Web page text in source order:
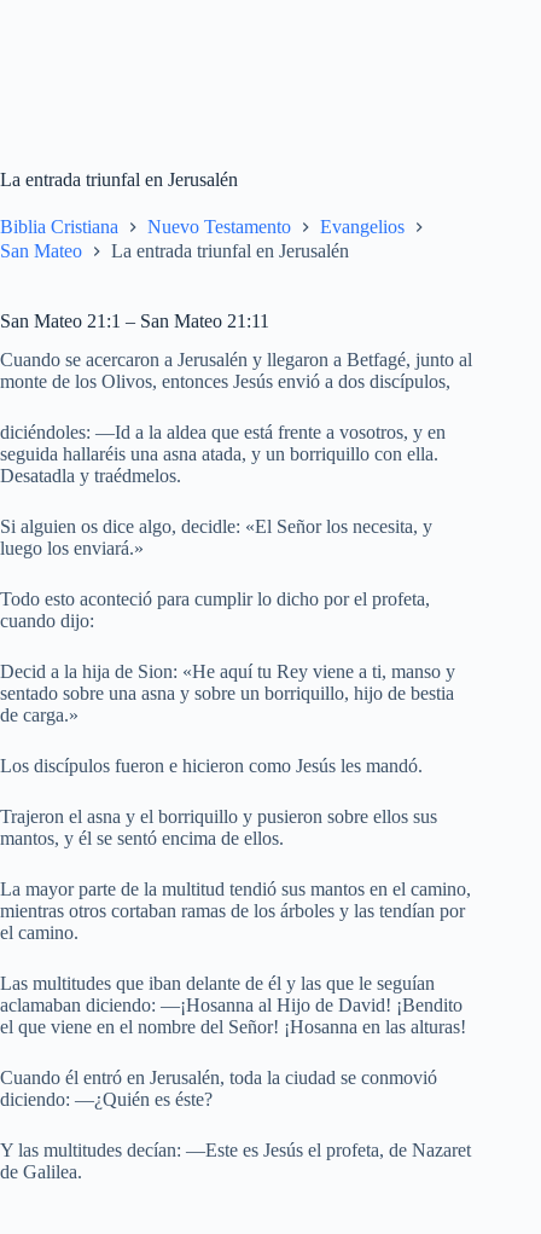
La entrada triunfal en Jerusalén
Biblia Cristiana Nuevo Testamento
Evangelios
San Mateo
La entrada triunfal en Jerusalén
San Mateo 21:1 – San Mateo 21:11
Cuando se acercaron a Jerusalén y llegaron a Betfagé, junto al
monte de los Olivos, entonces Jesús envió a dos discípulos,
diciéndoles: —Id a la aldea que está frente a vosotros, y en
seguida hallaréis una asna atada, y un borriquillo con ella.
Desatadla y traédmelos.
Si alguien os dice algo, decidle: «El Señor los necesita, y
luego los enviará.»
Todo esto aconteció para cumplir lo dicho por el profeta,
cuando dijo:
Decid a la hija de Sion: «He aquí tu Rey viene a ti, manso y
sentado sobre una asna y sobre un borriquillo, hijo de bestia
de carga.»
Los discípulos fueron e hicieron como Jesús les mandó.
Trajeron el asna y el borriquillo y pusieron sobre ellos sus
mantos, y él se sentó encima de ellos.
La mayor parte de la multitud tendió sus mantos en el camino,
mientras otros cortaban ramas de los árboles y las tendían por
el camino.
Las multitudes que iban delante de él y las que le seguían
aclamaban diciendo: —¡Hosanna al Hijo de David! ¡Bendito
el que viene en el nombre del Señor! ¡Hosanna en las alturas!
Cuando él entró en Jerusalén, toda la ciudad se conmovió
diciendo: —¿Quién es éste?
Y las multitudes decían: —Este es Jesús el profeta, de Nazaret
de Galilea.